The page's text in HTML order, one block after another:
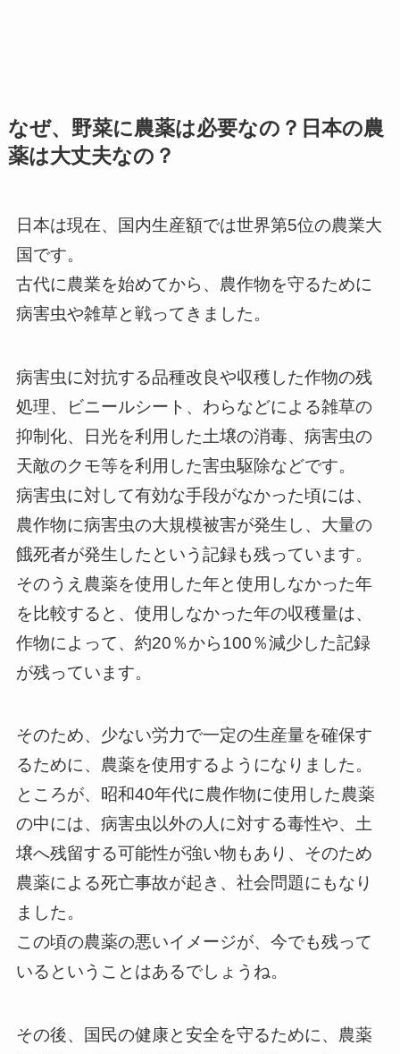
なぜ、野菜に農薬は必要なの？日本の農
薬は大丈夫なの？
日本は現在、国内生産額では世界第5位の農業大
国です。
古代に農業を始めてから、農作物を守るために
病害虫や雑草と戦ってきました。
病害虫に対抗する品種改良や収穫した作物の残
処理、ビニールシート、わらなどによる雑草の
抑制化、日光を利用した土壌の消毒、病害虫の
天敵のクモ等を利用した害虫駆除などです。
病害虫に対して有効な手段がなかった頃には、
農作物に病害虫の大規模被害が発生し、大量の
餓死者が発生したという記録も残っています。
そのうえ農薬を使用した年と使用しなかった年
を比較すると、使用しなかった年の収穫量は、
作物によって、約20％から100％減少した記録
が残っています。
そのため、少ない労力で一定の生産量を確保す
るために、農薬を使用するようになりました。
ところが、昭和40年代に農作物に使用した農薬
の中には、病害虫以外の人に対する毒性や、土
壌へ残留する可能性が強い物もあり、そのため
農薬による死亡事故が起き、社会問題にもなり
ました。
この頃の農薬の悪いイメージが、今でも残って
いるということはあるでしょうね。
その後、国民の健康と安全を守るために、農薬